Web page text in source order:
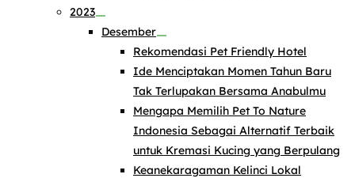
2023
Desember
Rekomendasi Pet Friendly Hotel
Ide Menciptakan Momen Tahun Baru
Tak Terlupakan Bersama Anabulmu
Mengapa Memilih Pet To Nature
Indonesia Sebagai Alternatif Terbaik
untuk Kremasi Kucing yang Berpulang
Keanekaragaman Kelinci Lokal